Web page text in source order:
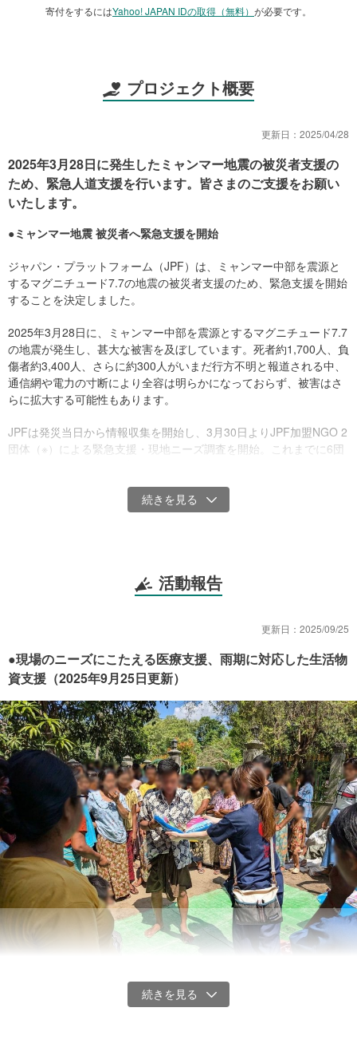
寄付をするにはYahoo! JAPAN IDの取得（無料） が必要です。
プロジェクト概要
更新日： 2025/04/28
2025年3月28日に発生したミャンマー地震の被災者支援の
ため、緊急人道支援を行います。皆さまのご支援をお願い
いたします。
●ミャンマー地震 被災者へ緊急支援を開始
ジャパン・プラットフォーム（JPF）は、ミャンマー中部を震源と
するマグニチュード7.7の地震の被災者支援のため、緊急支援を開始
することを決定しました。
2025年3月28日に、ミャンマー中部を震源とするマグニチュード7.7
の地震が発生し、甚大な被害を及ぼしています。死者約1,700人、負
傷者約3,400人、さらに約300人がいまだ行方不明と報道される中、
通信網や電力の寸断により全容は明らかになっておらず、被害はさ
らに拡大する可能性もあります。
JPFは発災当日から情報収集を開始し、3月30日よりJPF加盟NGO 2
団体（※）による緊急支援・現地ニーズ調査を開始。これまでに6団
現地での支援経験やノウハウをいかし、現地提携団体、関係機関や
皆さまのご支援が、人々を救う大きな力となります。どうか温かい
ご協力のほどよろしくお願いいたします。
※セキュリティ上、原則として活動団体名及び詳細地域を公開してお
に公開の許可・要請があった場合は、団体名等がわかる情報を公開
し情報発信しております。
■領収書の発行について
・ジャパン・プラットフォームは、東京都の認定を受けた「認定
NPO法人」です。そのため、当法人へのご寄付は税制上の優遇措置
（寄付控除）の対象です。
・1回3,000円以上のクレジットカードによるご寄付で、領収書の発
行を希望して寄付された方に、領収書を発行いたします。
・お手続きの際に「領収書を希望する」のチェックボックスにチェ
ックを入れてください。お手続きが完了した後での発行希望（再発
行含む）への対応はできませんのでご注意ください。
※当法人からの領収書発行時期：当法人への入金が完了した日（原則
として寄付手続き日の翌月末日頃）の約2か月後を目安に発行いたし
ます。
※領収書の日付は、お客様が寄付手続きを行った日、またはプロジェ
活動報告
更新日： 2025/09/25
●現場のニーズにこたえる医療支援、雨期に対応した生活物
資支援（2025年9月25日更新）
物資配布の様子（2025年4月、ミャンマー地震被災地）加盟NGO提供